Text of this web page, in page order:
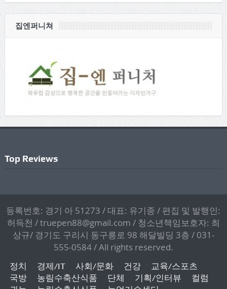
집엔퍼니쳐
Top Reviews
등록번호: 경기 아 51273 / 대표: 유기종 / 편집 및 발행인:
허득천 / truepen88@gmail.com / 청소년책임보호자: 최
상규/ 경기도 구리시 동구릉로 98 해달빌딩 3층 / 031-
555-0584 / All rights reserved.
정치 경제/IT 사회/문화 건강
교육/스포츠
국방
농림수축산식품 단체 기획/인터뷰
컬럼